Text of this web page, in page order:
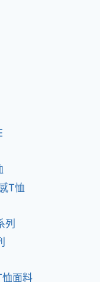
T恤
列
面料